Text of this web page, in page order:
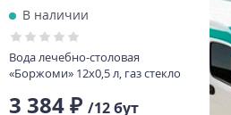
В наличии
Вода лечебно-столовая
«Боржоми» 12х0,5 л, газ стекло
3 384 ₽ /12 бут